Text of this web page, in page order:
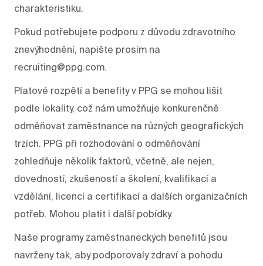
charakteristiku.
Pokud potřebujete podporu z důvodu zdravotního
znevýhodnění, napište prosím na
recruiting@ppg.com.
Platové rozpětí a benefity v PPG se mohou lišit
podle lokality, což nám umožňuje konkurenčně
odměňovat zaměstnance na různých geografických
trzích. PPG při rozhodování o odměňování
zohledňuje několik faktorů, včetně, ale nejen,
dovedností, zkušeností a školení, kvalifikací a
vzdělání, licencí a certifikací a dalších organizačních
potřeb. Mohou platit i další pobídky.
Naše programy zaměstnaneckých benefitů jsou
navrženy tak, aby podporovaly zdraví a pohodu